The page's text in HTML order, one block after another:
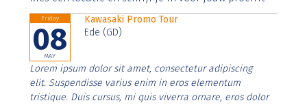
Friday
08
MAY
Kawasaki Promo Tour
Ede (GD)
Lorem ipsum dolor sit amet, consectetur adipiscing
elit. Suspendisse varius enim in eros elementum
tristique. Duis cursus, mi quis viverra ornare, eros dolor